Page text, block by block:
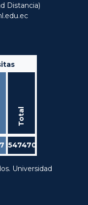
Distancia)
Total
547470
Universidad